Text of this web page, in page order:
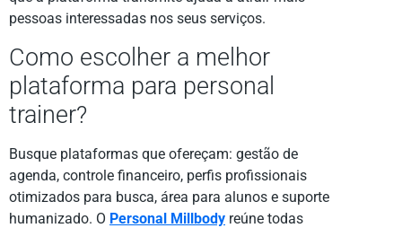
pessoas interessadas nos seus serviços.
Como escolher a melhor
plataforma para personal
trainer?
Busque plataformas que ofereçam: gestão de
agenda, controle financeiro, perfis profissionais
otimizados para busca, área para alunos e suporte
humanizado. O Personal Millbody reúne todas